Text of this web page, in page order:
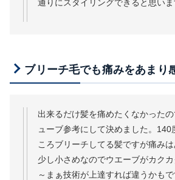
通りにスタイリングできると思いま
ブリーチ毛でも痛みをあまり
出来るだけ髪を痛めたくなかった
ューブ参考にして決めました。140
ころブリーチしてる髪ですが痛みは
少し小さめなのでウエーブがカク
～まぁ技術が上達すれば違うかも